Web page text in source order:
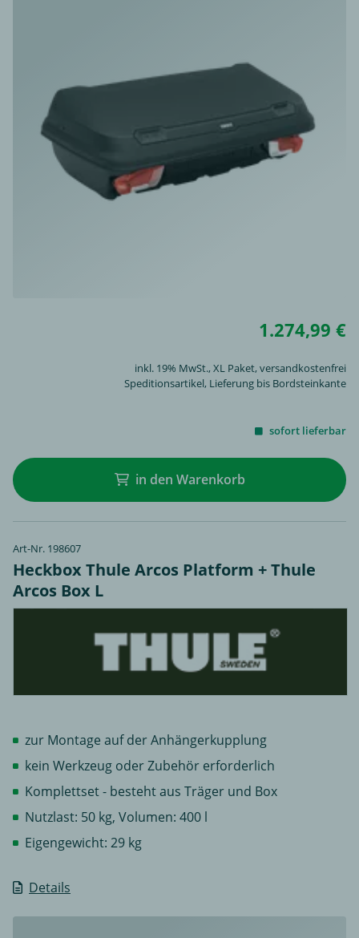
1.274,99 €
inkl. 19% MwSt.,XL Paket, versandkostenfrei
Speditionsartikel, Lieferung bis Bordsteinkante
sofort lieferbar
in den Warenkorb
Art-Nr. 198607
Heckbox Thule Arcos Platform + Thule
Arcos Box L
Details
zur Montage auf der Anhängerkupplung
kein Werkzeug oder Zubehör erforderlich
Komplettset - besteht aus Träger und Box
Nutzlast: 50 kg, Volumen: 400 l
Eigengewicht: 29 kg